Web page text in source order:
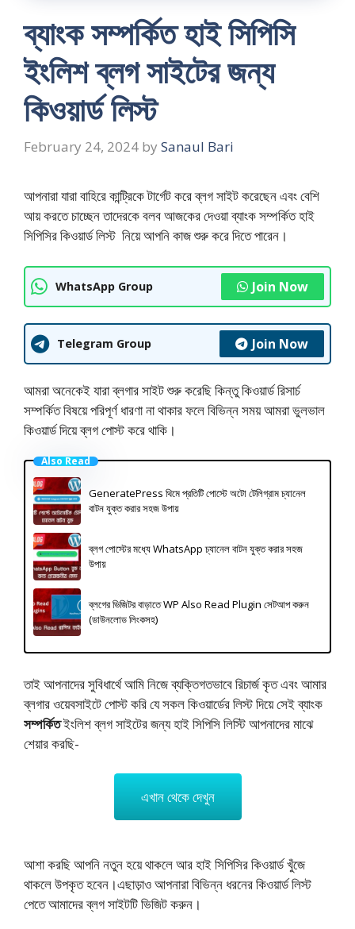
ব্যাংক সম্পর্কিত হাই সিপিসি
ইংলিশ ব্লগ সাইটের জন্য
কিওয়ার্ড লিস্ট
February 24, 2024 by Sanaul Bari
আপনারা যারা বাহিরে কান্ট্রিকে টার্গেট করে ব্লগ সাইট করেছেন এবং বেশি
আয় করতে চাচ্ছেন তাদেরকে বলব আজকের দেওয়া ব্যাংক সম্পর্কিত হাই
সিপিসির কিওয়ার্ড লিস্ট নিয়ে আপনি কাজ শুরু করে দিতে পারেন।
WhatsApp Group Join Now
Telegram Group Join Now
আমরা অনেকেই যারা ব্লগার সাইট শুরু করেছি কিন্তু কিওয়ার্ড রিসার্চ
সম্পর্কিত বিষয়ে পরিপূর্ণ ধারণা না থাকার ফলে বিভিন্ন সময় আমরা ভুলভাল
কিওয়ার্ড দিয়ে ব্লগ পোস্ট করে থাকি।
Also Read
GeneratePress থিমে প্রতিটি পোস্টে অটো টেলিগ্রাম চ্যানেল
বাটন যুক্ত করার সহজ উপায়
ব্লগ পোস্টের মধ্যে WhatsApp চ্যানেল বাটন যুক্ত করার সহজ
উপায়
ব্লগের ভিজিটর বাড়াতে WP Also Read Plugin সেটআপ করুন
(ডাউনলোড লিংকসহ)
তাই আপনাদের সুবিধার্থে আমি নিজে ব্যক্তিগতভাবে রিচার্জ কৃত এবং আমার
ব্লগার ওয়েবসাইটে পোস্ট করি যে সকল কিওয়ার্ডের লিস্ট দিয়ে সেই ব্যাংক
সম্পর্কিতইংলিশ ব্লগ সাইটের জন্য হাই সিপিসি লিস্টি আপনাদের মাঝে
শেয়ার করছি-
এখান থেকে দেখুন
আশা করছি আপনি নতুন হয়ে থাকলে আর হাই সিপিসির কিওয়ার্ড খুঁজে
থাকলে উপকৃত হবেন।এছাড়াও আপনারা বিভিন্ন ধরনের কিওয়ার্ড লিস্ট
পেতে আমাদের ব্লগ সাইটটি ভিজিট করুন।